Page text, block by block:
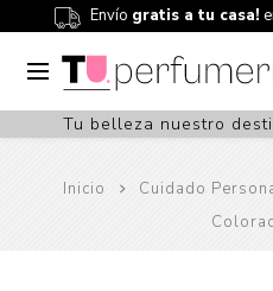
Envío gratis a tu casa!
Tu belleza nuestro
Inicio Cuidado